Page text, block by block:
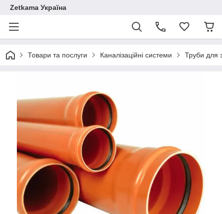
Zetkama Україна
Товари та послуги Каналізаційні системи Труби для